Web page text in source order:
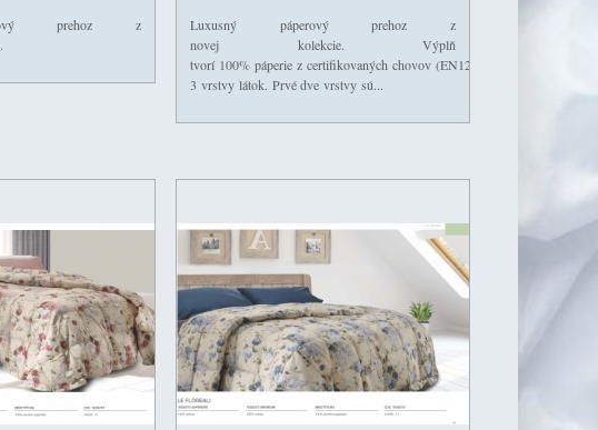
prehoz z
Luxusný páperový prehoz z
novej kolekcie. Výplň
tvorí 100% páperie z certifikovaných chovov (EN12934). Je ušitý s
3 vrstvy látok. Prvé dve vrstvy sú...